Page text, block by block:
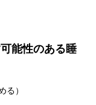
能性のある睡
る）